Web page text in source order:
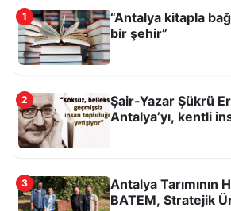
“Antalya kitapla bağı güçlü
şehir”
1
“Antalya kitapla
bir şehir”
2
Şair-Yazar Şükrü
Antalya’yı, kentli
3
Antalya Tarımının
BATEM, Stratejik